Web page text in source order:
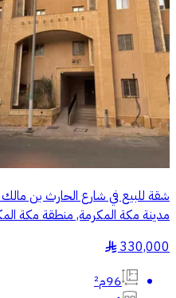
شقة للبيع في شارع الحارث بن مالك
مدينة مكة المكرمة, منطقة مكة
330,000
§
96م²